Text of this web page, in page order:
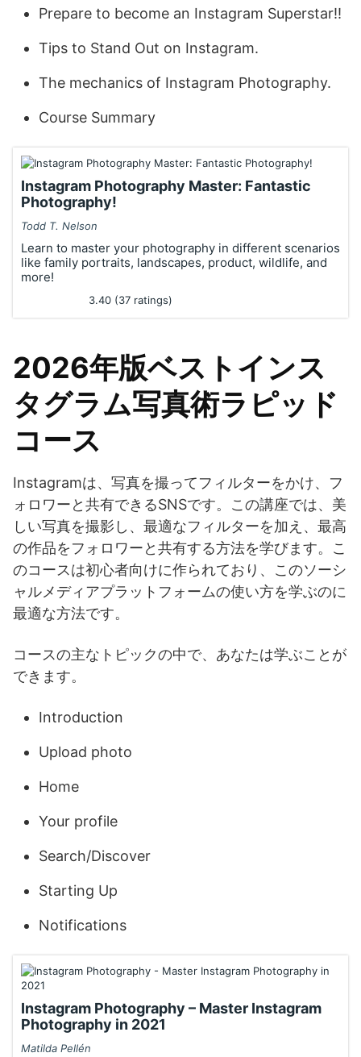
Prepare to become an Instagram Superstar!!
Tips to Stand Out on Instagram.
The mechanics of Instagram Photography.
Course Summary
Instagram Photography Master: Fantastic
Photography!
Todd T. Nelson
Learn to master your photography in different scenarios
like family portraits, landscapes, product, wildlife, and
more!
3.40 (37 ratings)
2026年版ベストインス
タグラム写真術ラピッド
コース
Instagramは、写真を撮ってフィルターをかけ、フ
ォロワーと共有できるSNSです。この講座では、美
しい写真を撮影し、最適なフィルターを加え、最高
の作品をフォロワーと共有する方法を学びます。こ
のコースは初心者向けに作られており、このソーシ
ャルメディアプラットフォームの使い方を学ぶのに
最適な方法です。
コースの主なトピックの中で、あなたは学ぶことが
できます。
Introduction
Upload photo
Home
Your profile
Search/Discover
Starting Up
Notifications
Instagram Photography – Master Instagram
Photography in 2021
Matilda Pellén